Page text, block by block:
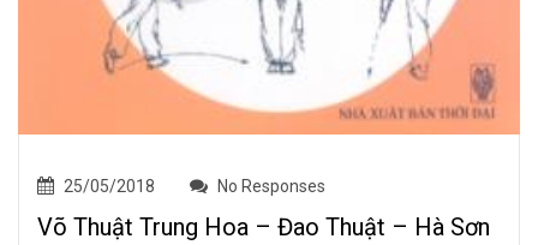
25/05/2018 No Responses
Võ Thuật Trung Hoa – Đao Thuật – Hà Sơn